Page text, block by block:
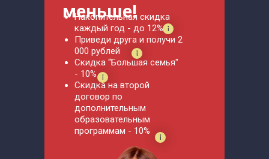
меньше!
Накопительная скидка
каждый год - до 12%
Приведи друга и получи 2
000 рублей
Скидка “Большая семья"
- 10%
Скидка на второй
договор по
дополнительным
образовательным
программам - 10%